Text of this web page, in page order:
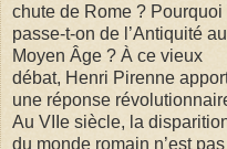
chute de Rome ? Pourquoi
passe-t-on de l’Antiquité au
Moyen Âge ? À ce vieux
débat, Henri Pirenne
une réponse
Au VIIe siècle, la
du monde romain n’est